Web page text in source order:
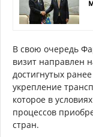
В свою очередь
визит направлен
достигнутых
укрепление
которое в
процессов
стран.